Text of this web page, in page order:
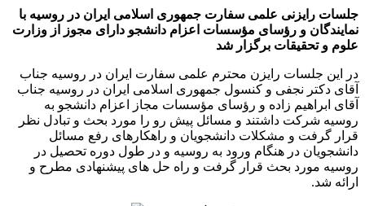
جلسات رایزنی علمی سفارت جمهوری اسلامی ایران در روسیه با
نمایندگان و رؤسای مؤسسات اعزام دانشجو دارای مجوز از وزارت
علوم و تحقیقات برگزار شد
در این جلسات رایزن محترم علمی سفارت ایران در روسیه جناب
آقای دکتر نجفی و کنسول جمهوری اسلامی ایران در روسیه جناب
آقای ابراهیم زاده و رؤسای مؤسسات مجاز اعزام دانشجو به
روسیه شرکت داشتند و مسائل پیش رو را مورد بحث و تبادل نظر
قرار گرفت و مشکلات دانشجویان و راهکارهای رفع مسائل
دانشجویان در هنگام ورود به روسیه و در طول دوره تحصیل در
روسیه مورد بحث قرار گرفت و راه حل های پیشنهادی مطرح و
ارائه شد.